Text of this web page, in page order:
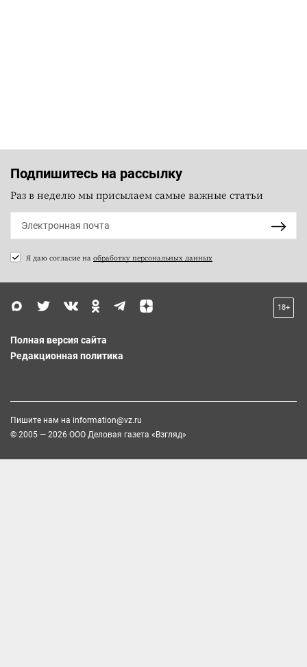
Подпишитесь на рассылку
Раз в неделю мы присылаем самые важные статьи
Я даю согласие на обработку персональных данных
18+
Полная версия сайта
Редакционная политика
Пишите нам на information@vz.ru
© 2005 — 2026 ООО Деловая газета «Взгляд»